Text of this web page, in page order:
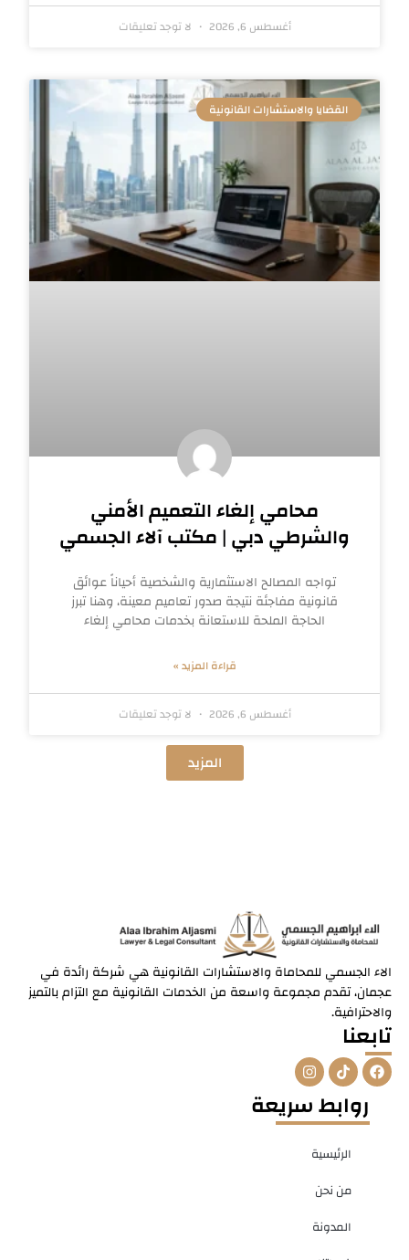
أغسطس 6, 2026 لا توجد تعليقات
القضايا والاستشارات القانونية
محامي إلغاء التعميم الأمني
والشرطي دبي | مكتب آلاء الجسمي
تواجه المصالح الاستثمارية والشخصية أحياناً عوائق
قانونية مفاجئة نتيجة صدور تعاميم معينة، وهنا تبرز
الحاجة الملحة للاستعانة بخدمات محامي إلغاء
قراءة المزيد »
أغسطس 6, 2026 لا توجد تعليقات
المزيد
الاء الجسمي للمحاماة والاستشارات القانونية هي شركة رائدة في
عجمان، تقدم مجموعة واسعة من الخدمات القانونية مع التزام بالتميز
والاحترافية.
تابعنا
F
a
c
b
T
i
k
t
o
I
n
s
t
a
روابط سريعة
الرئيسية
من نحن
المدونة